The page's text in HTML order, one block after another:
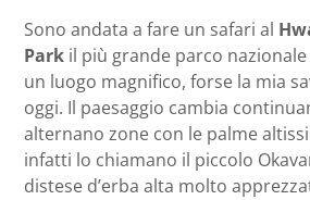
Sono andata a fare un safari al
Park il più grande parco
un luogo magnifico, forse la mia
oggi. Il paesaggio cambia
alternano zone con le palme
infatti lo chiamano il piccolo
distese d’erba alta molto